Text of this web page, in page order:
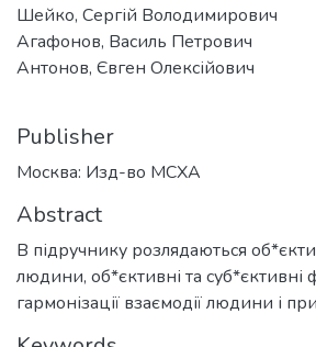
Шейко, Сергій Володимирович
Агафонов, Василь Петрович
Антонов, Євген Олексійович
Publisher
Москва: Изд-во МСХА
Abstract
В підручнику розлядаються
людини, об*єктивні та суб*єктивні
гармонізації взаємодії людини і